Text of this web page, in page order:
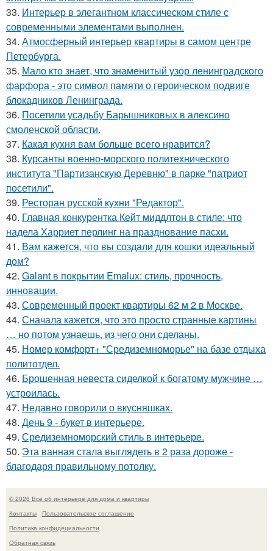
33. Интерьер в элегантном классическом стиле с
современными элементами выполнен.
34. Атмосферный интерьер квартиры в самом центре
Петербурга.
35. Мало кто знает, что знаменитый узор ленинградского
фарфора - это символ памяти о героическом подвиге
блокадников Ленинграда.
36. Посетили усадьбу Барышниковых в алексино
смоленской области.
37. Какая кухня вам больше всего нравится?
38. Курсанты военно-морского политехнического
института "Партизанскую Деревню" в парке "патриот
посетили".
39. Ресторан русской кухни "Редактор".
40. Главная конкурентка Кейт миддлтон в стиле: что
надела Харриет перлинг на празднование пасхи.
41. Вам кажется, что вы создали для кошки идеальный
дом?
42. Galant в покрытии Emalux: стиль, прочность,
инновации.
43. Современный проект квартиры 62 м 2 в Москве.
44. Сначала кажется, что это просто странные картины
… но потом узнаешь, из чего они сделаны.
45. Номер комфорт+ "Средиземноморье" на базе отдыха
политотдел.
46. Брошенная невеста сиделкой к богатому мужчине …
устроилась.
47. Недавно говорили о вкусняшках.
48. День 9 - букет в интерьере.
49. Средиземноморский стиль в интерьере.
50. Эта ванная стала выглядеть в 2 раза дороже -
благодаря правильному потолку.
© 2026 Всё об интерьере для дома и квартиры
Контакты
Пользовательское соглашение
Политика конфидециальности
Обратная связь